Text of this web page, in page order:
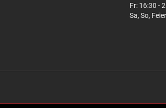
Fr: 16:30 -
Sa, So,